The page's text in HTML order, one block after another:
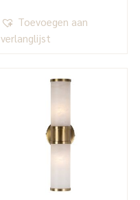
Toevoegen aan
verlanglijst